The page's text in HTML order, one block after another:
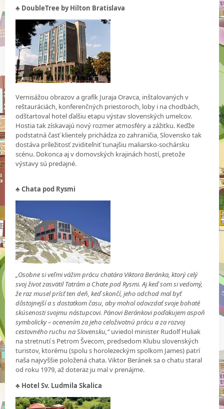
♣ DoubleTree by Hilton Bratislava
Vernisážou obrazov a grafík Juraja Oravca, inštalovaných v
reštauráciách, konferenčných priestoroch, loby i na chodbách,
odštartoval hotel ďalšiu etapu výstav slovenských umelcov.
Hostia tak získavajú nový rozmer atmosféry a zážitku. Keďže
podstatná časť klientely prichádza zo zahraničia, Slovensko tak
dostáva príležitosť zviditeľniť tunajšiu maliarsko-sochársku
scénu. Dokonca aj v domovských krajinách hostí, pretože
výstavy sú predajné.
♣ Chata pod Rysmi
„Osobne si veľmi vážim prácu chatára Viktora Beránka, ktorý celý
svoj život zasvätil Tatrám a Chate pod Rysmi. Aj keď som si vedomý,
že raz musel prísť ten deň, keď skončí, jeho odchod mal byť
dôstojnejší a s dostatkom času, aby mohol odovzdať svoje bohaté
skúsenosti svojmu nástupcovi. Pánovi Beránkovi poďakujem aspoň
symbolicky – ocenením za jeho celoživotnú prácu a za rozvoj
cestovného ruchu na Slovensku,“uviedol minister Rudolf Huliak
na stretnutí s Petrom Švecom, predsedom Klubu slovenských
turistov, ktorému (spolu s horolezeckým spolkom James) patrí
naša najvyššie položená chata. Viktor Beránek sa o chatu staral
od roku 1979, až doteraz ju mal v prenájme.
♣ Hotel Sv. Ludmila Skalica